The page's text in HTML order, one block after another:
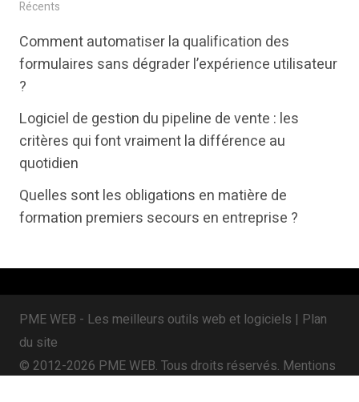
i
t
r
b
k
k
e
n
Récents
Comment automatiser la qualification des
formulaires sans dégrader l’expérience utilisateur
?
Logiciel de gestion du pipeline de vente : les
critères qui font vraiment la différence au
quotidien
Quelles sont les obligations en matière de
formation premiers secours en entreprise ?
PME WEB - Les meilleurs outils web et logiciels | Plan
du site
© 2012-2026 PME WEB. Tous droits réservés. Mentions